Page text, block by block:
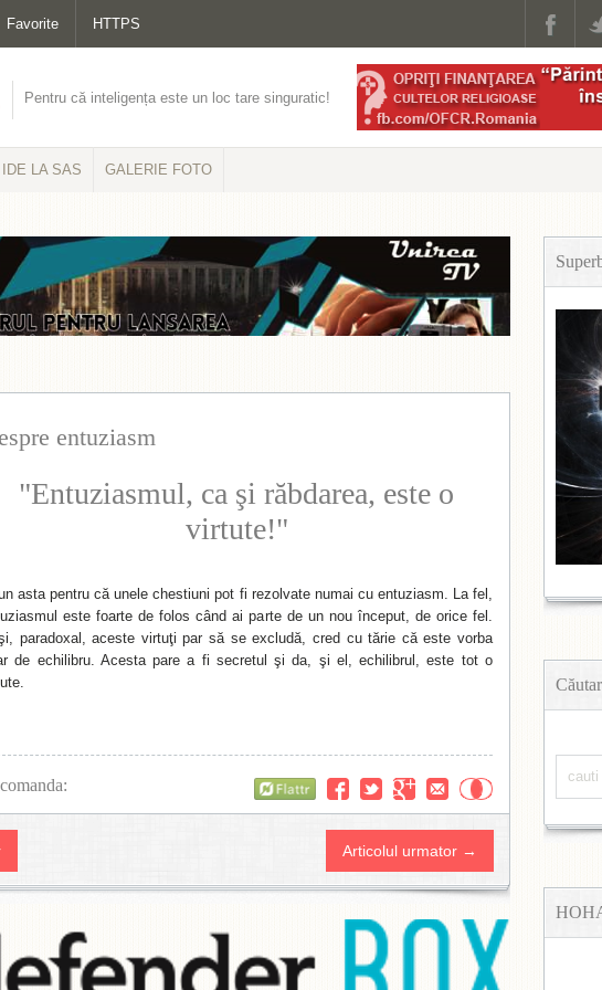
Favorite HTTPS
Pentru că inteligența este un loc tare singuratic!
LA SAS GALERIE FOTO
entuziasm
"Entuziasmul, ca şi răbdarea, este o
virtute!"
asta pentru că unele chestiuni pot fi rezolvate numai cu entuziasm. La fel,
este foarte de folos când ai parte de un nou început, de orice fel.
paradoxal, aceste virtuţi par să se excludă, cred cu tărie că este vorba
de echilibru. Acesta pare a fi secretul şi da, şi el, echilibrul, este tot o
Articolul urmator →